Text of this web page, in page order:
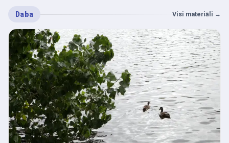
Daba Visi materiāli →